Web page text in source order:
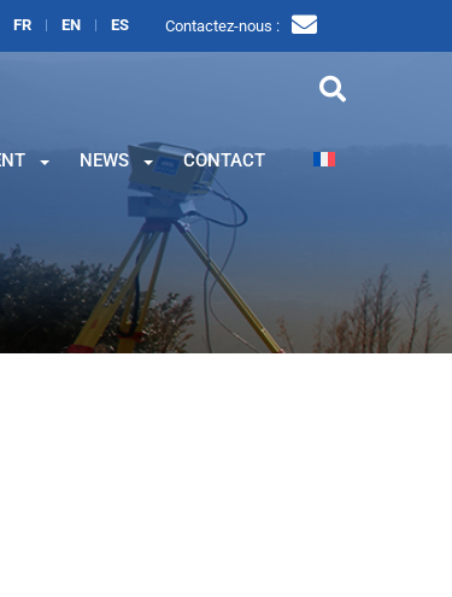
FR EN ES Contactez-nous :
NEWS CONTACT